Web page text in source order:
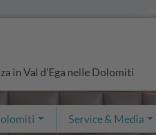
in Val d'Ega nelle Dolomiti
Service & Media